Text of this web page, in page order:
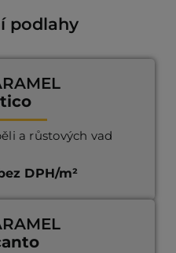
podlahy
a růstových vad
DPH/m²